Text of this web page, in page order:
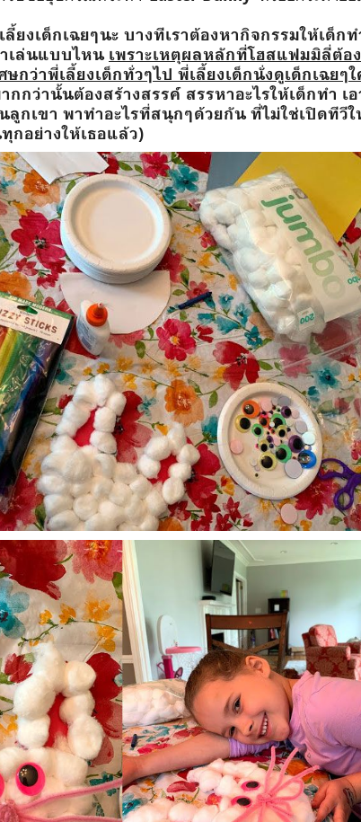
งเด็กเฉยๆนะ บางทีเราต้องหากิจกรรมให้เด็ก
เล่นแบบไหน เพราะเหตุผลหลักที่โฮสแฟมมิลี่ต้อ
กว่าพี่เลี้ยงเด็กทั่วๆไป พี่เลี้ยงเด็กนั่งดูเด็กเฉยๆ
กกว่านั้นต้องสร้างสรรค์ สรรหาอะไรให้เด็กทำ เ
ลูกเขา พาทำอะไรที่สนุกๆด้วยกัน ที่ไม่ใช่เปิดทีวีใ
กอย่างให้เธอแล้ว)